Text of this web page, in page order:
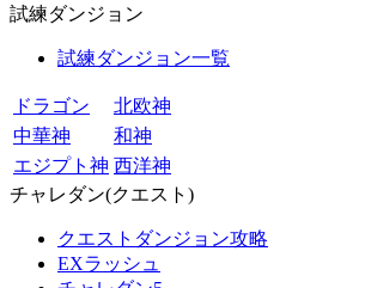
試練ダンジョン
試練ダンジョン一覧
ドラゴン
北欧神
中華神
和神
エジプト神 西洋神
チャレダン(クエスト)
クエストダンジョン攻略
EXラッシュ